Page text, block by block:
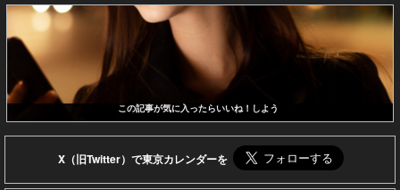
この記事が気に入ったらいいね！しよう
X（旧Twitter）で東京カレンダーを